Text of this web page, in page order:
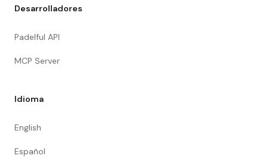
Desarrolladores
Padelful API
MCP Server
Idioma
English
Español